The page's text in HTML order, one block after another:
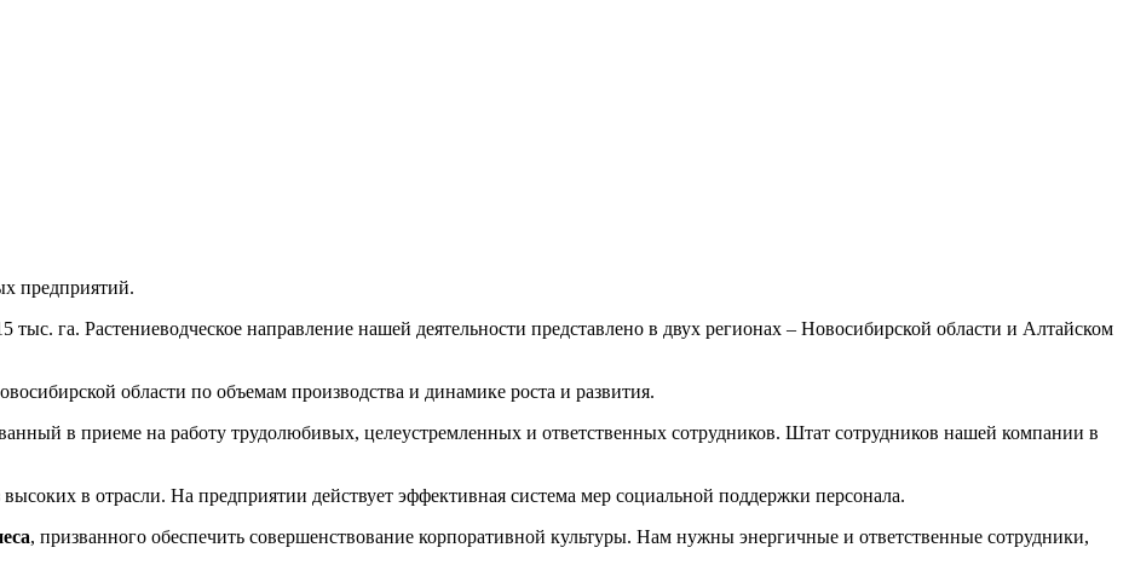
предприятий.
тыс. га. Растениеводческое направление нашей деятельности представлено в двух регионах – Новосибирской области и Алтайском
области по объемам производства и динамике роста и развития.
в приеме на работу трудолюбивых, целеустремленных и ответственных сотрудников. Штат сотрудников нашей компании в
в отрасли. На предприятии действует эффективная система мер социальной поддержки персонала.
, призванного обеспечить совершенствование корпоративной культуры. Нам нужны энергичные и ответственные сотрудники,